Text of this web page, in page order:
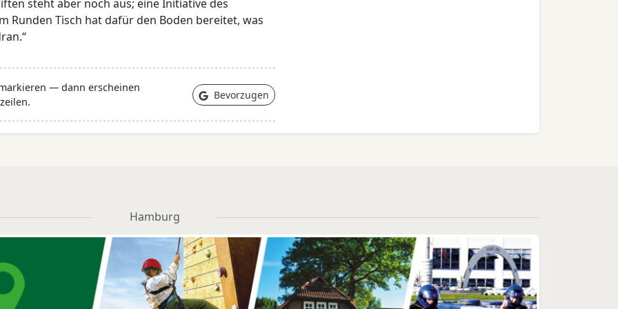
steht aber noch aus; eine Initiative des
Runden Tisch hat dafür den Boden bereitet, was
— dann erscheinen
Bevorzugen
Hamburg